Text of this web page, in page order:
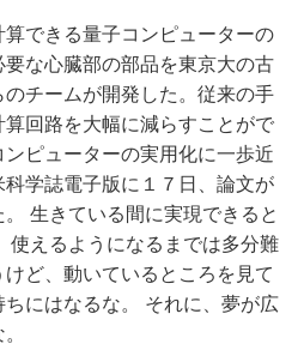
算できる量子コンピューターの
要な心臓部の部品を東京大の古
のチームが開発した。従来の手
算回路を大幅に減らすことがで
ンピューターの実用化に一歩近
科学誌電子版に１７日、論文が
生きている間に実現できると
使えるようになるまでは多分難
けど、動いているところを見て
ちにはなるな。 それに、夢が広